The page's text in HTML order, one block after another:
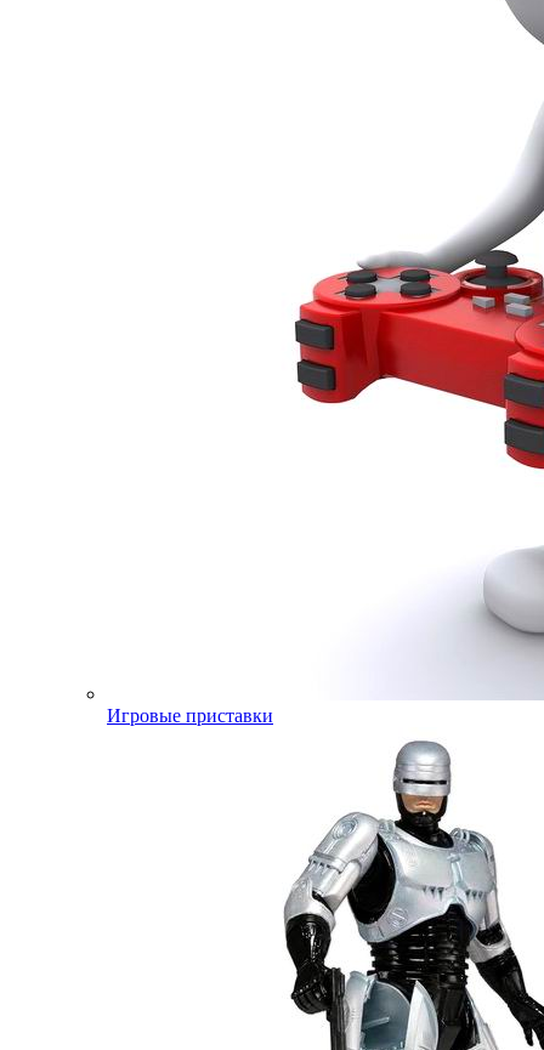
Игровые приставки